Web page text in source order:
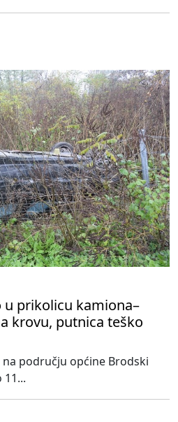
prikolicu kamiona–
krovu, putnica teško
području općine Brodski